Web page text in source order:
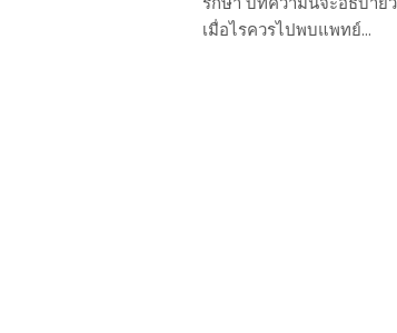
เมื่อไรควรไปพบแพทย์...